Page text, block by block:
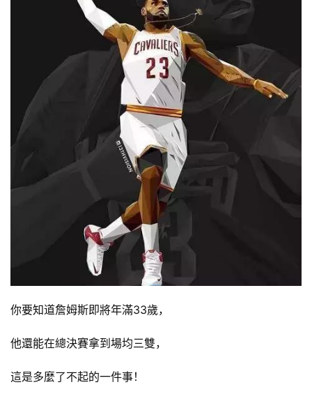
你要知道詹姆斯即將年滿33歲，
他還能在總決賽拿到場均三雙，
這是多麼了不起的一件事！